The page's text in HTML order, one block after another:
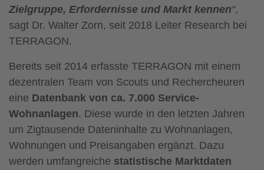
Zielgruppe, Erfordernisse und Markt kennen“,
sagt Dr. Walter Zorn, seit 2018 Leiter Research bei
TERRAGON.
Bereits seit 2014 erfasste TERRAGON mit einem
dezentralen Team von Scouts und Rechercheuren
eine Datenbank von ca. 7.000 Service-
Wohnanlagen. Diese wurde in den letzten Jahren
um Zigtausende Dateninhalte zu Wohnanlagen,
Wohnungen und Preisangaben ergänzt. Dazu
werden umfangreiche statistische Marktdaten